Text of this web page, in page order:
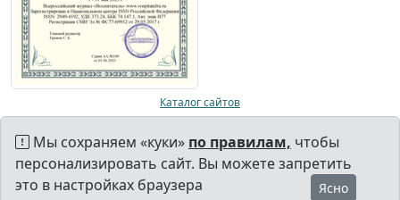
Каталог сайтов
Мы сохраняем «куки» по правилам, чтобы
персонализировать сайт. Вы можете запретить
это в настройках браузера
Ясно